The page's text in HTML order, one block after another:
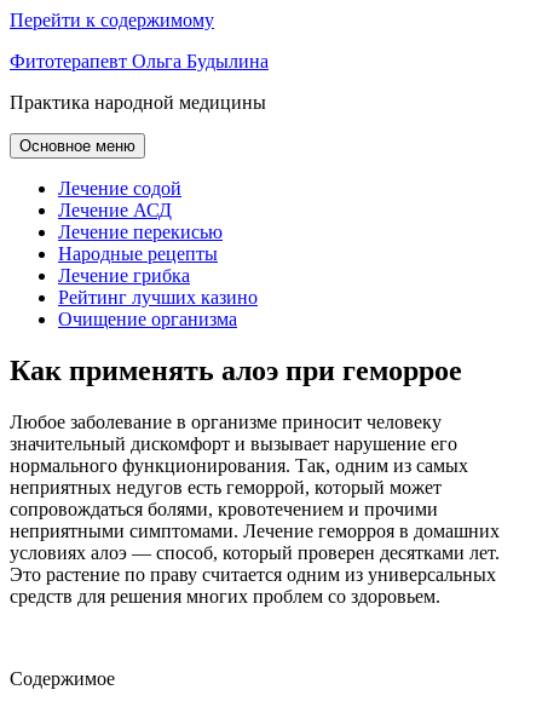
Перейти к содержимому
Фитотерапевт Ольга Будылина
Практика народной медицины
Основное меню
Лечение содой
Лечение АСД
Лечение перекисью
Народные рецепты
Лечение грибка
Рейтинг лучших казино
Очищение организма
Как применять алоэ при геморрое
Любое заболевание в организме приносит человеку
значительный дискомфорт и вызывает нарушение его
нормального функционирования. Так, одним из самых
неприятных недугов есть геморрой, который может
сопровождаться болями, кровотечением и прочими
неприятными симптомами. Лечение геморроя в домашних
условиях алоэ — способ, который проверен десятками лет.
Это растение по праву считается одним из универсальных
средств для решения многих проблем со здоровьем.
Содержимое